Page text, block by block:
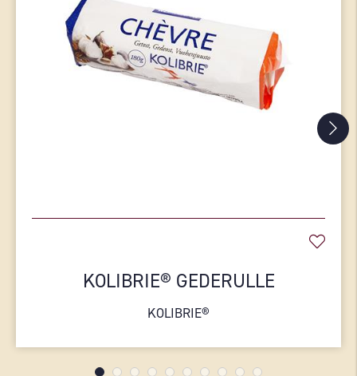
KOLIBRIE® GEDERULLE
KOLIBRIE®